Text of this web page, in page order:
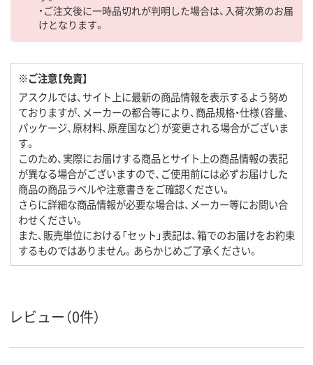
・ご注文後に一時品切れが判明した場合は、入荷次第のお届
けとなります。
※ご注意【免責】
アスクルでは、サイト上に最新の商品情報を表示するよう努め
ておりますが、メーカーの都合等により、商品規格・仕様（容量、
パッケージ、原材料、原産国など）が変更される場合がございま
す。
このため、実際にお届けする商品とサイト上の商品情報の表記
が異なる場合がございますので、ご使用前には必ずお届けした
商品の商品ラベルや注意書きをご確認ください。
さらに詳細な商品情報が必要な場合は、メーカー等にお問い合
わせください。
また、販売単位における「セット」表記は、箱でのお届けをお約束
するものではありません。あらかじめご了承ください。
レビュー（0件）